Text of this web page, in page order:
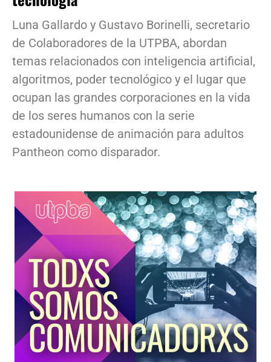
Luna Gallardo y Gustavo Borinelli, secretario
de Colaboradores de la UTPBA, abordan
temas relacionados con inteligencia artificial,
algoritmos, poder tecnológico y el lugar que
ocupan las grandes corporaciones en la vida
de los seres humanos con la serie
estadounidense de animación para adultos
Pantheon como disparador.